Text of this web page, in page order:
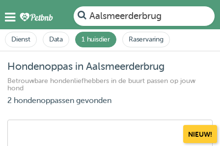
Aalsmeerderbrug
Dienst Data 1 huisdier Raservaring
Hondenoppas in Aalsmeerderbrug
Betrouwbare hondenliefhebbers in de buurt passen op jouw
hond
2 hondenoppassen gevonden
NIEUW!